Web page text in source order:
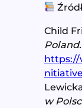
Child
https://
w